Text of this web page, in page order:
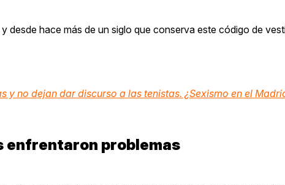
desde hace más de un siglo que conserva este código de
no dejan dar discurso a las tenistas. ¿Sexismo en el
enfrentaron problemas